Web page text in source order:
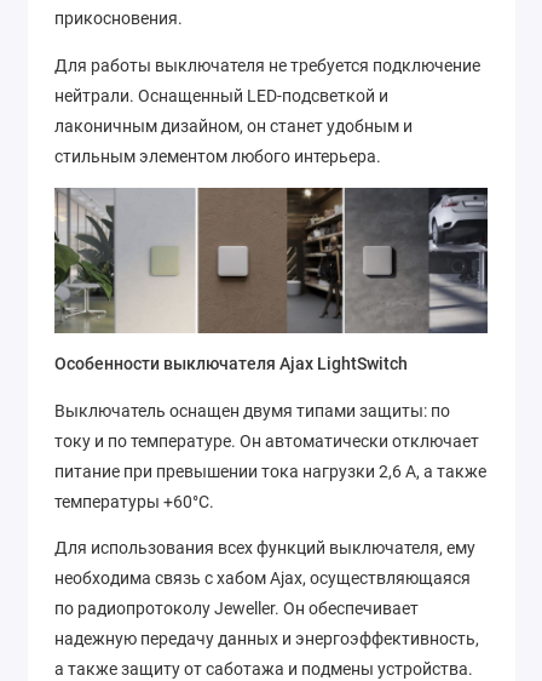
прикосновения.
Для работы выключателя не требуется подключение
нейтрали. Оснащенный LED-подсветкой и
лаконичным дизайном, он станет удобным и
стильным элементом любого интерьера.
Особенности выключателя Ajax LightSwitch
Выключатель оснащен двумя типами защиты: по
току и по температуре. Он автоматически отключает
питание при превышении тока нагрузки 2,6 А, а также
температуры +60°C.
Для использования всех функций выключателя, ему
необходима связь с хабом Ajax, осуществляющаяся
по радиопротоколу Jeweller. Он обеспечивает
надежную передачу данных и энергоэффективность,
а также защиту от саботажа и подмены устройства.